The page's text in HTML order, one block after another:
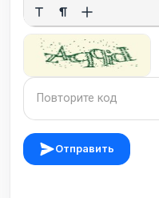
Отправить